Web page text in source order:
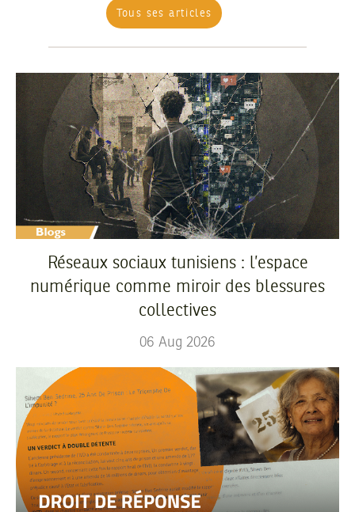
Tous ses articles
Réseaux sociaux tunisiens : l’espace
numérique comme miroir des blessures
collectives
06 Aug 2026